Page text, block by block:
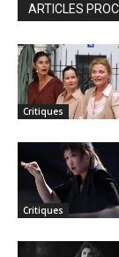
ARTICLES
Critiques
Critiques